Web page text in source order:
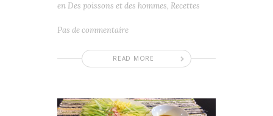
READ MORE
en Des poissons et des hommes, Recettes
Pas de commentaire